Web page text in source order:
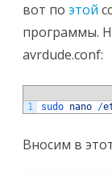
вот по этой
программы.
avrdude.conf:
1
sudo nano /
Вносим в